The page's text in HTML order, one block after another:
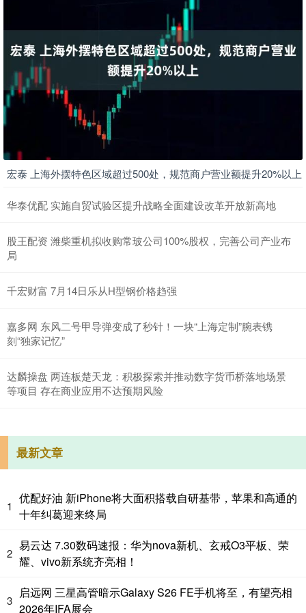
宏泰 上海外摆特色区域超过500处，规范商户营业额提升20%以上
华泰优配 实施自贸试验区提升战略全面建设改革开放新高地
股王配资 潍柴重机拟收购常玻公司100%股权，完善公司产业布
局
千宏财富 7月14日乐从H型钢价格趋强
嘉多网 东风二号甲导弹变成了秒针！一块“上海定制”腕表镌
刻“独家记忆”
达麟操盘 两连板楚天龙：积极探索并推动数字货币桥落地场景
等项目 存在商业应用不达预期风险
最新文章
1
优配好油 新iPhone将大面积搭载自研基带，苹果和高通的
十年纠葛迎来终局
2
易云达 7.30数码速报：华为nova新机、玄戒O3平板、荣
耀、vivo新系统齐亮相！
3
启远网 三星高管暗示Galaxy S26 FE手机将至，有望亮相
2026年IFA展会